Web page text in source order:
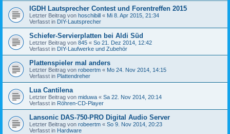
IGDH Lautsprecher Contest und Forentreffen 2015
Letzter Beitrag von hoschibill « Mi 8. Apr 2015, 21:34
Verfasst in DIY-Lautsprecher
Schiefer-Servierplatten bei Aldi Süd
Letzter Beitrag von 845 « So 21. Dez 2014, 12:42
Verfasst in DIY-Laufwerke und Zubehör
Plattenspieler mal anders
Letzter Beitrag von robeertm « Mo 24. Nov 2014, 14:15
Verfasst in Plattendreher
Lua Cantilena
Letzter Beitrag von miduwa « Sa 22. Nov 2014, 20:14
Verfasst in Röhren-CD-Player
Lansonic DAS-750-PRO Digital Audio Server
Letzter Beitrag von robeertm « So 9. Nov 2014, 20:23
Verfasst in Hardware